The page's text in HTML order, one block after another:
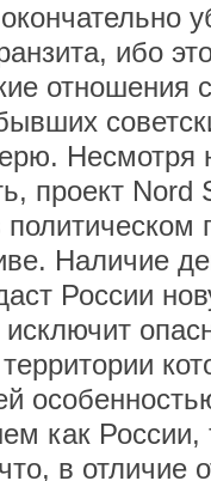
ибо
проект Nord
Наличие
России
как
в отличие